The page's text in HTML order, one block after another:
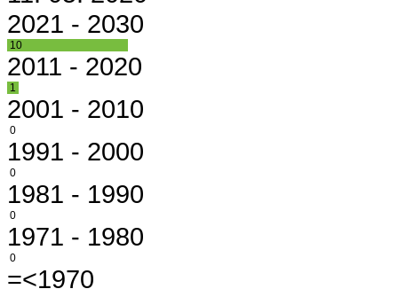
2021 - 2030
10
2011 - 2020
1
2001 - 2010
0
1991 - 2000
0
1981 - 1990
0
1971 - 1980
0
=<1970